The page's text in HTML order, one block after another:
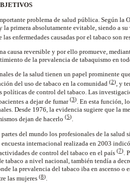
problema de salud pública. Según la
primera absolutamente evitable, siendo a
las enfermedades causadas por el tabaco son
causa reversible y por ello promueve,
de la prevalencia de tabaquismo en
de la salud tienen un papel prominente
del uso de tabaco en la comunidad (2), y
de control del tabaco. Las
a dejar de fumar(3). En esta función,
Desde 1976, la evidencia sugiere que la
dejan de hacerlo (5).
partes del mundo los profesionales de la
encuesta internacional realizada en 2003
de control del tabaco en el país (7).
tabaco a nivel nacional, también tendía a
la prevalencia del tabaco iba en ascenso
las mujeres (8).